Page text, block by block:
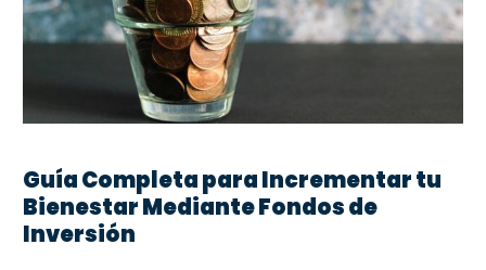
Guía Completa para Incrementar tu
Bienestar Mediante Fondos de
Inversión